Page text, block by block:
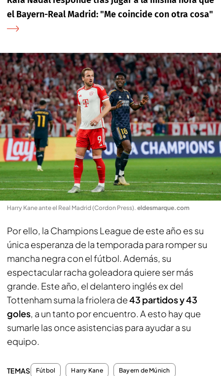
el Bayern-Real Madrid: "Me coincide con otra cosa"
Harry Kane ante el Real Madrid (Cordon Press). eldesmarque.com
Por ello, la Champions League de este año es su
única esperanza de la temporada para romper su
mancha negra con el fútbol. Además, su
espectacular racha goleadora quiere ser más
grande. Este año, el delantero inglés ex del
Tottenham suma la friolera de43 partidos y 43
goles, a un tanto por encuentro. A esto hay que
sumarle las once asistencias para ayudar a su
equipo.
TEMAS Fútbol Harry Kane Bayern de Múnich